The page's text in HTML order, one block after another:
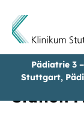
Direkt zum Inhalt
Pädiatrie 3
Stuttgart,
Station